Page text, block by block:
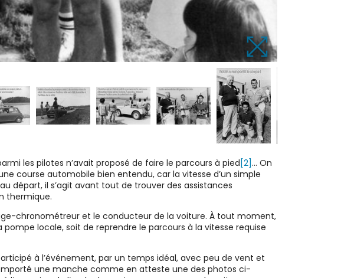
les pilotes n’avait proposé de faire le parcours à pied [2]… On
course automobile bien entendu, car la vitesse d’un simple
départ, il s’agit avant tout de trouver des assistances
thermique.
chronométreur et le conducteur de la voiture. À tout moment,
locale, soit de reprendre le parcours à la vitesse requise
à l’événement, par un temps idéal, avec peu de vent et
une manche comme en atteste une des photos ci-